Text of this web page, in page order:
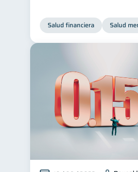
Salud financiera Salud